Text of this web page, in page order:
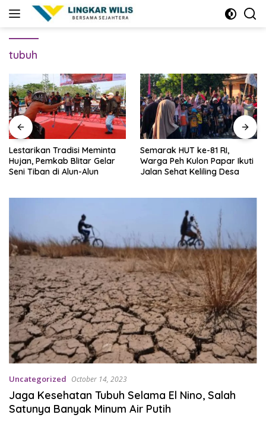
tubuh
Lestarikan Tradisi Meminta
Hujan, Pemkab Blitar Gelar
Seni Tiban di Alun-Alun
Semarak HUT ke-81 RI,
Warga Peh Kulon Papar Ikuti
Jalan Sehat Keliling Desa
Uncategorized October 14, 2023
Jaga Kesehatan Tubuh Selama El Nino, Salah
Satunya Banyak Minum Air Putih